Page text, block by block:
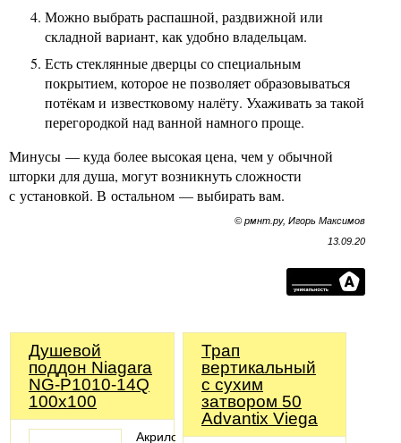
Можно выбрать распашной, раздвижной или
складной вариант, как удобно владельцам.
Есть стеклянные дверцы со специальным
покрытием, которое не позволяет образовываться
потёкам и известковому налёту. Ухаживать за такой
перегородкой над ванной намного проще.
Минусы — куда более высокая цена, чем у обычной
шторки для душа, могут возникнуть сложности
с установкой. В остальном — выбирать вам.
© рмнт.ру, Игорь Максимов
13.09.20
Душевой
поддон Niagara
NG-P1010-14Q
100x100
Акриловый
Трап
вертикальный
с сухим
затвором 50
Advantix Viega